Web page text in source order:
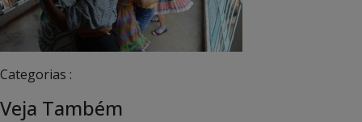
Categorias :
Veja Também